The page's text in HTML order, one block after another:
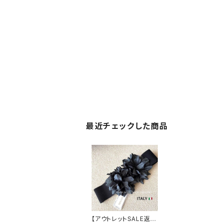
最近チェックした商品
【アウトレットSALE返品